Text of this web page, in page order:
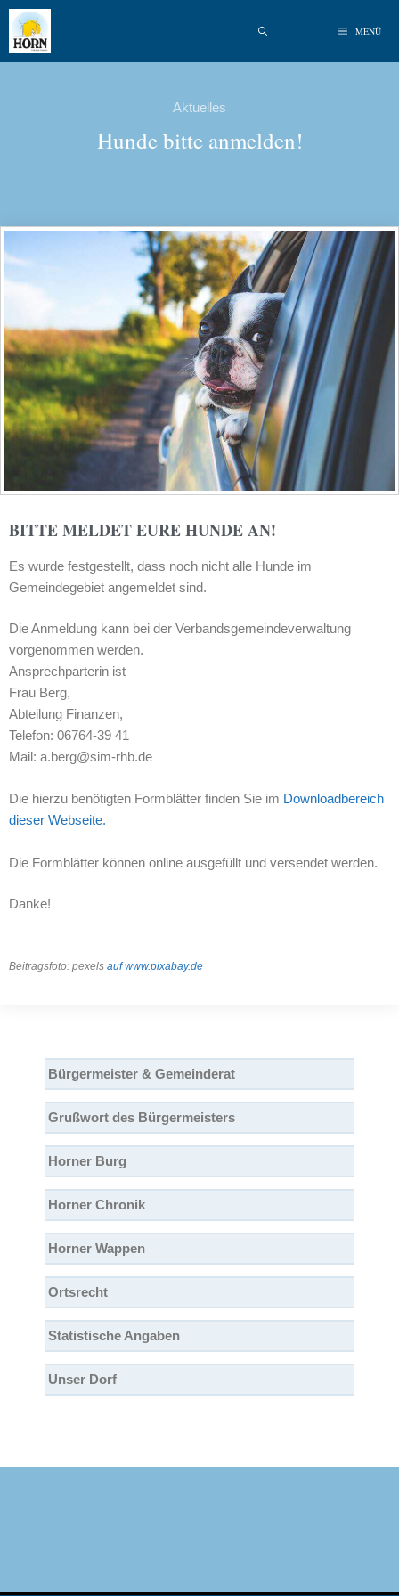
MENÜ
Aktuelles
Hunde bitte anmelden!
BITTE MELDET EURE HUNDE AN!
Es wurde festgestellt, dass noch nicht alle Hunde im
Gemeindegebiet angemeldet sind.
Die Anmeldung kann bei der Verbandsgemeindeverwaltung
vorgenommen werden.
Ansprechparterin ist
Frau Berg,
Abteilung Finanzen,
Telefon: 06764-39 41
Mail: a.berg@sim-rhb.de
Die hierzu benötigten Formblätter finden Sie im Downloadbereich
dieser Webseite.
Die Formblätter können online ausgefüllt und versendet werden.
Danke!
Beitragsfoto: pexels auf www.pixabay.de
Bürgermeister & Gemeinderat
Grußwort des Bürgermeisters
Horner Burg
Horner Chronik
Horner Wappen
Ortsrecht
Statistische Angaben
Unser Dorf